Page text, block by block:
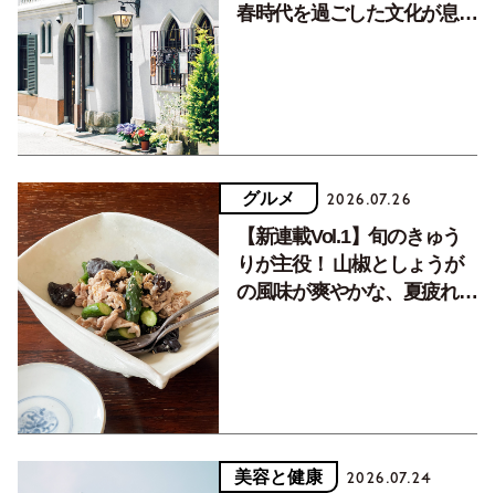
春時代を過ごした文化が息づ
グルメ 2026.07.26
【新連載Vol.1】旬のきゅう
りが主役！ 山椒としょうが
の風味が爽やかな、夏疲れを
美容と健康 2026.07.24